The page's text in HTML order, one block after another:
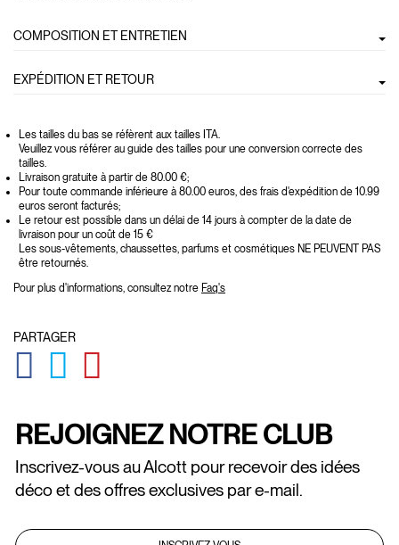
COMPOSITION ET ENTRETIEN
EXPÉDITION ET RETOUR
Les tailles du bas se réfèrent aux tailles ITA.
Veuillez vous référer au guide des tailles pour une conversion correcte des
tailles.
Livraison gratuite à partir de 80.00 €;
Pour toute commande inférieure à 80.00 euros, des frais d'expédition de 10.99
euros seront facturés;
Le retour est possible dans un délai de 14 jours à compter de la date de
livraison pour un coût de 15 €
Les sous-vêtements, chaussettes, parfums et cosmétiques NE PEUVENT PAS
être retournés.
Pour plus d'informations, consultez notre Faq's
PARTAGER
GLOBAL.SOCIALSHARE.FACEBOOK
GLOBAL.SOCIALSHARE.TWITTER
REJOIGNEZ NOTRE CLUB
Inscrivez-vous au Alcott pour recevoir des idées
déco et des offres exclusives par e-mail.